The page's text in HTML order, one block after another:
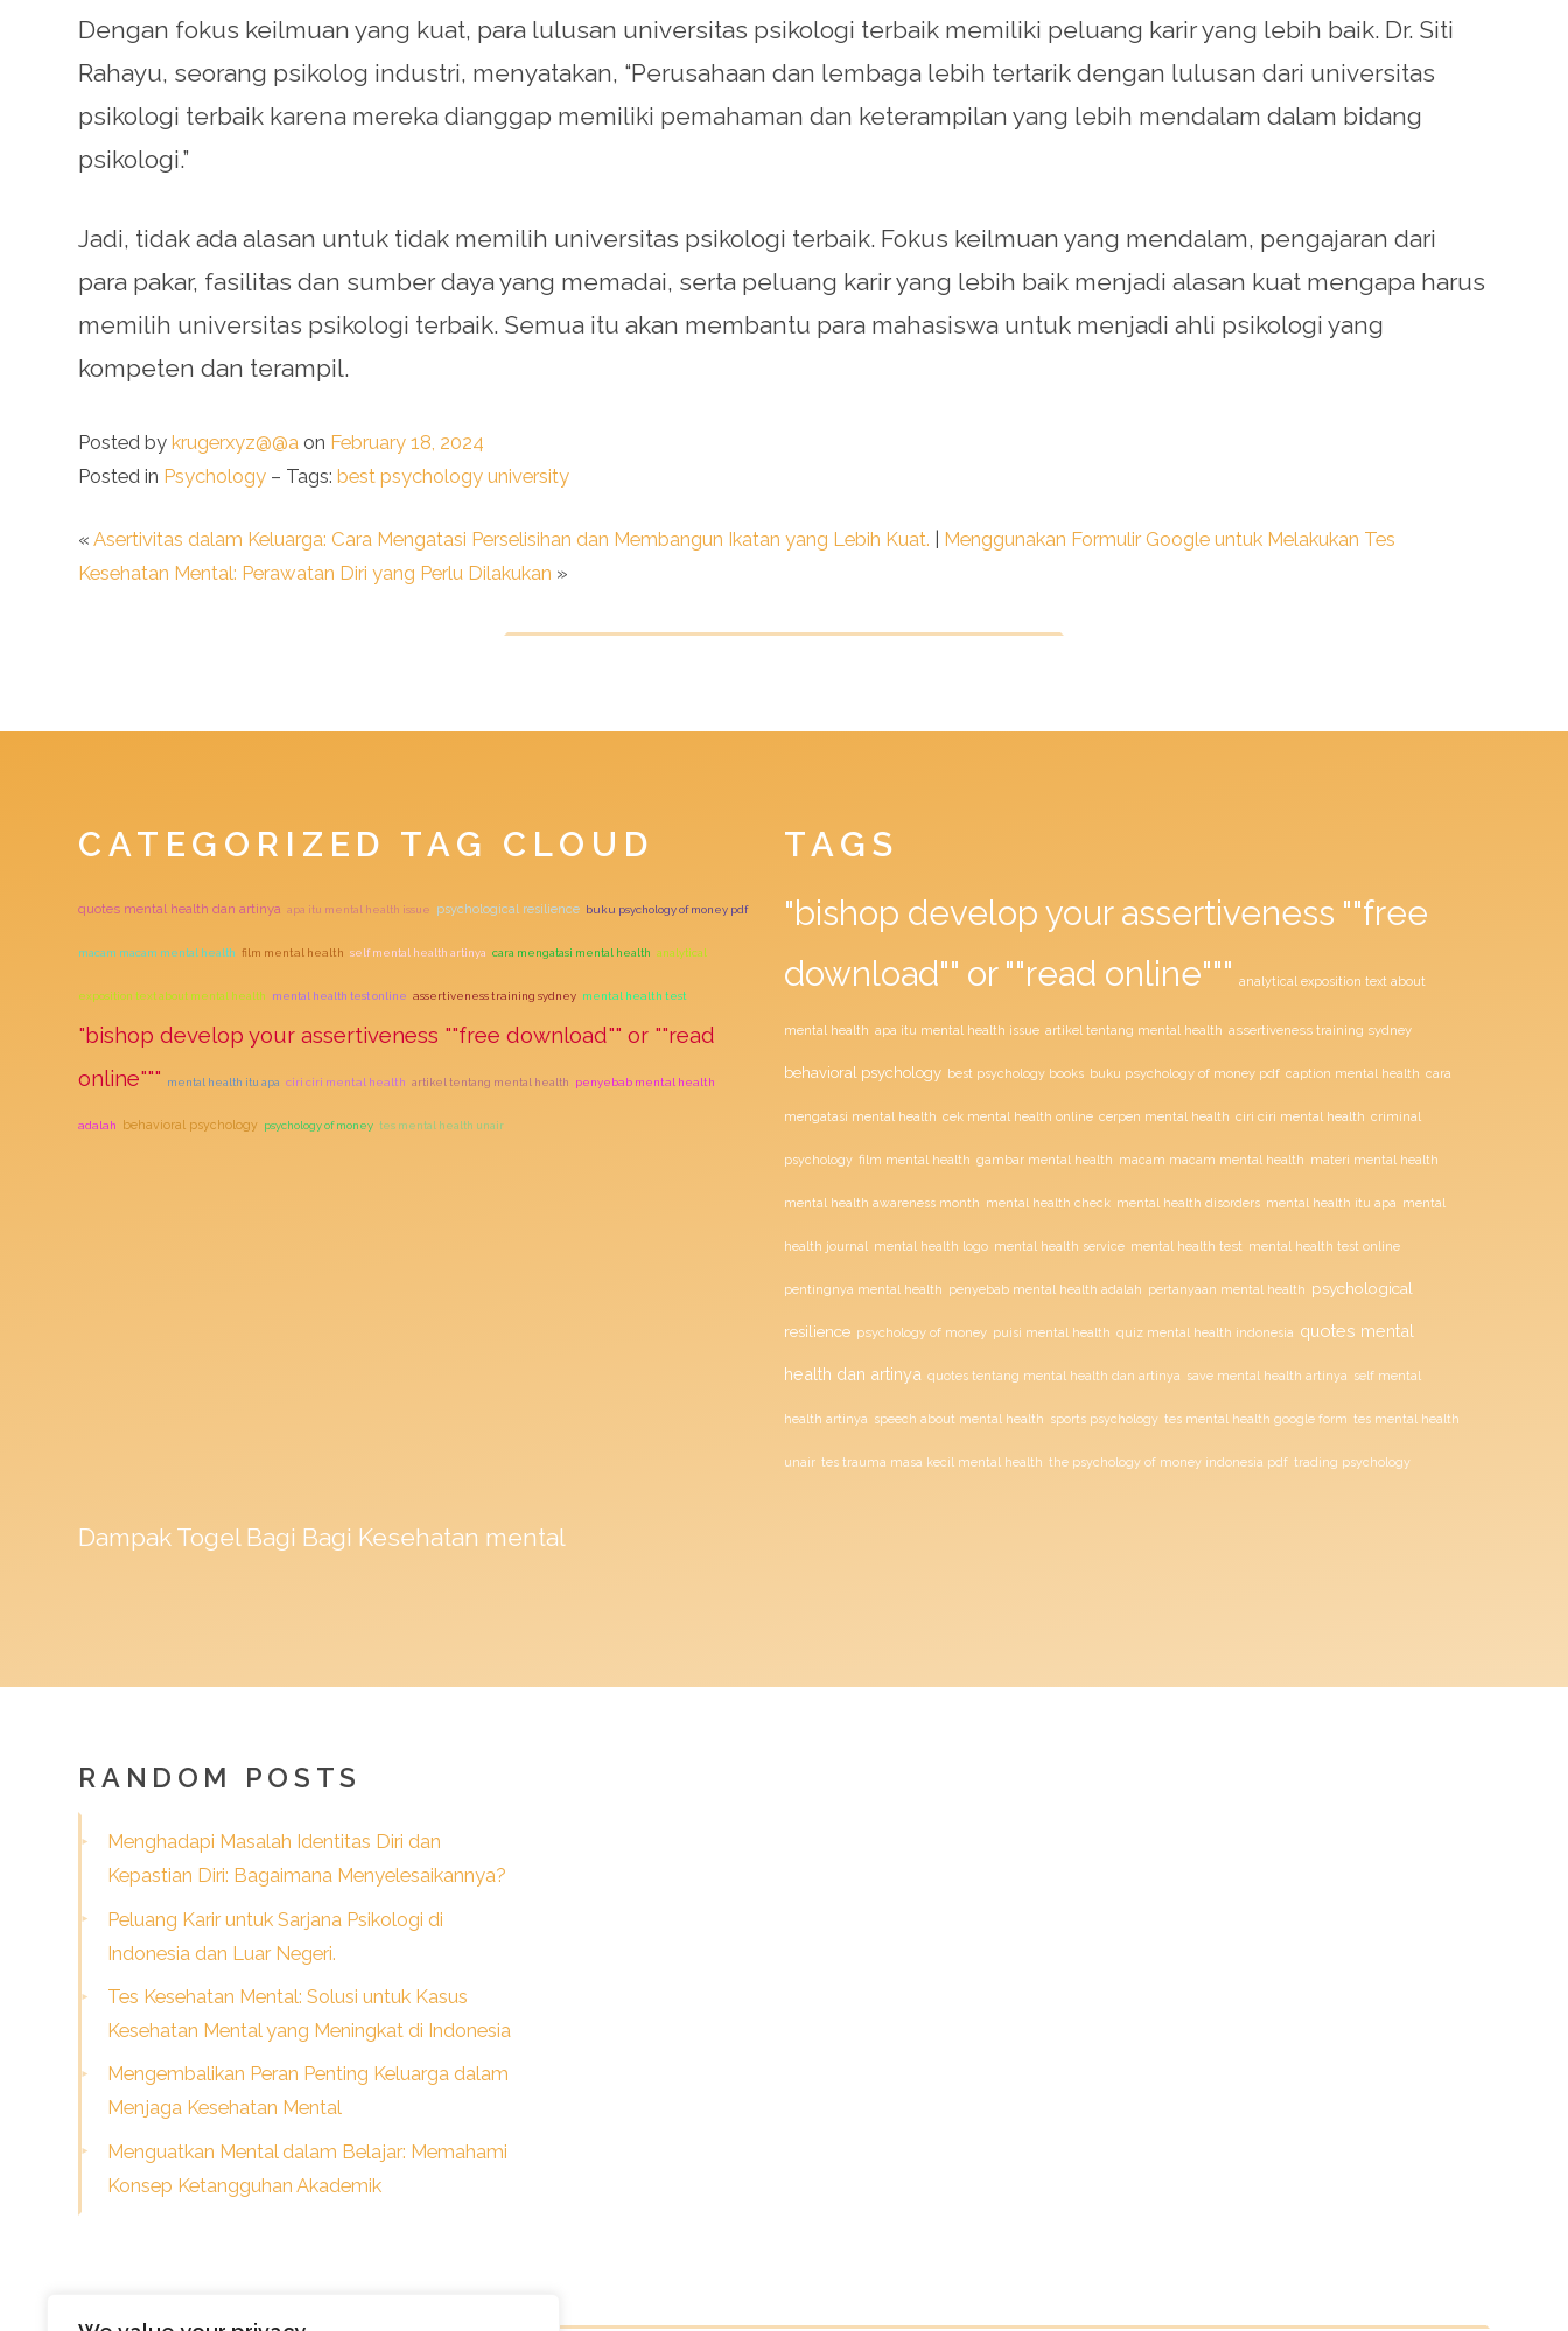
Dengan fokus keilmuan yang kuat, para lulusan universitas psikologi terbaik memiliki peluang karir yang lebih baik. Dr. Siti
Rahayu, seorang psikolog industri, menyatakan, “Perusahaan dan lembaga lebih tertarik dengan lulusan dari universitas
psikologi terbaik karena mereka dianggap memiliki pemahaman dan keterampilan yang lebih mendalam dalam bidang
psikologi.”
Jadi, tidak ada alasan untuk tidak memilih universitas psikologi terbaik. Fokus keilmuan yang mendalam, pengajaran dari
para pakar, fasilitas dan sumber daya yang memadai, serta peluang karir yang lebih baik menjadi alasan kuat mengapa harus
memilih universitas psikologi terbaik. Semua itu akan membantu para mahasiswa untuk menjadi ahli psikologi yang
kompeten dan terampil.
Posted bykrugerxyz@@a on February 18, 2024
Posted in Psychology – Tags:best psychology university
«Asertivitas dalam Keluarga: Cara Mengatasi Perselisihan dan Membangun Ikatan yang Lebih Kuat.
Menggunakan Formulir Google untuk Melakukan Tes
Kesehatan Mental: Perawatan Diri yang Perlu Dilakukan »
CATEGORIZED TAG CLOUD
quotes mental health dan artinya apa itu mental health issue psychological resilience buku psychology of money pdf
macam macam mental health film mental health self mental health artinya cara mengatasi mental health analytical
exposition text about mental health mental health test online assertiveness training sydney mental health test
"bishop develop your assertiveness ""free download"" or ""read
online"""
mental health itu apa ciri ciri mental health artikel tentang mental health penyebab mental health
adalah behavioral psychology psychology of money tes mental health unair
TAGS
"bishop develop your assertiveness ""free
download"" or ""read online""" analytical exposition text about
mental health apa itu mental health issue artikel tentang mental health assertiveness training sydney
behavioral psychology best psychology books buku psychology of money pdf caption mental health cara
mengatasi mental health cek mental health online cerpen mental health ciri ciri mental health criminal
psychology film mental health gambar mental health macam macam mental health materi mental health
mental health awareness month mental health check mental health disorders mental health itu apa mental
health journal mental health logo mental health service mental health test mental health test online
pentingnya mental health penyebab mental health adalah pertanyaan mental health psychological
resilience psychology of money puisi mental health quiz mental health indonesia quotes mental
health dan artinya quotes tentang mental health dan artinya save mental health artinya self mental
health artinya speech about mental health sports psychology tes mental health google form tes mental health
unair tes trauma masa kecil mental health the psychology of money indonesia pdf trading psychology
Dampak TogelBagi Bagi Kesehatan mental
RANDOM POSTS
Menghadapi Masalah Identitas Diri dan
Kepastian Diri: Bagaimana Menyelesaikannya?
Peluang Karir untuk Sarjana Psikologi di
Indonesia dan Luar Negeri.
Tes Kesehatan Mental: Solusi untuk Kasus
Kesehatan Mental yang Meningkat di Indonesia
Mengembalikan Peran Penting Keluarga dalam
Menjaga Kesehatan Mental
Menguatkan Mental dalam Belajar: Memahami
Konsep Ketangguhan Akademik